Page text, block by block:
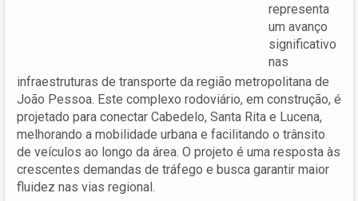
representa
um avanço
significativo
nas
infraestruturas de transporte da região metropolitana de
João Pessoa. Este complexo rodoviário, em construção, é
projetado para conectar Cabedelo, Santa Rita e Lucena,
melhorando a mobilidade urbana e facilitando o trânsito
de veículos ao longo da área. O projeto é uma resposta às
crescentes demandas de tráfego e busca garantir maior
fluidez nas vias regional.